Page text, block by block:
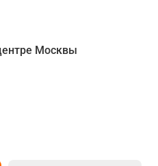
Москвы